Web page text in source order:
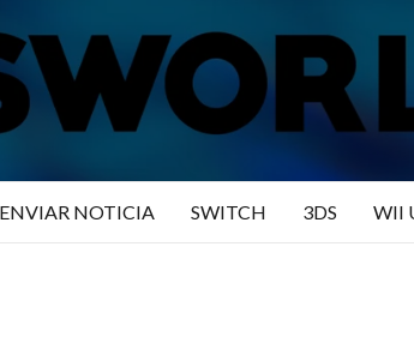
ENVIAR NOTICIA SWITCH 3DS WII